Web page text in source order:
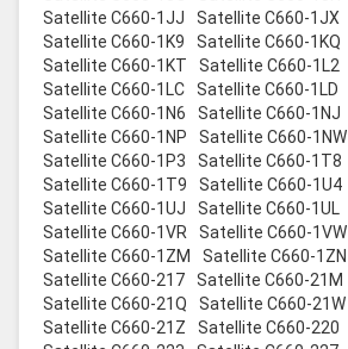
Satellite C660-1JJ
Satellite C660-1JX
Satellite C660-1K9
Satellite C660-1KQ
Satellite C660-1KT
Satellite C660-1L2
Satellite C660-1LC
Satellite C660-1LD
Satellite C660-1N6
Satellite C660-1NJ
Satellite C660-1NP
Satellite C660-1NW
Satellite C660-1P3
Satellite C660-1T8
Satellite C660-1T9
Satellite C660-1U4
Satellite C660-1UJ
Satellite C660-1UL
Satellite C660-1VR
Satellite C660-1VW
Satellite C660-1ZM
Satellite C660-1ZN
Satellite C660-217
Satellite C660-21M
Satellite C660-21Q
Satellite C660-21W
Satellite C660-21Z
Satellite C660-220